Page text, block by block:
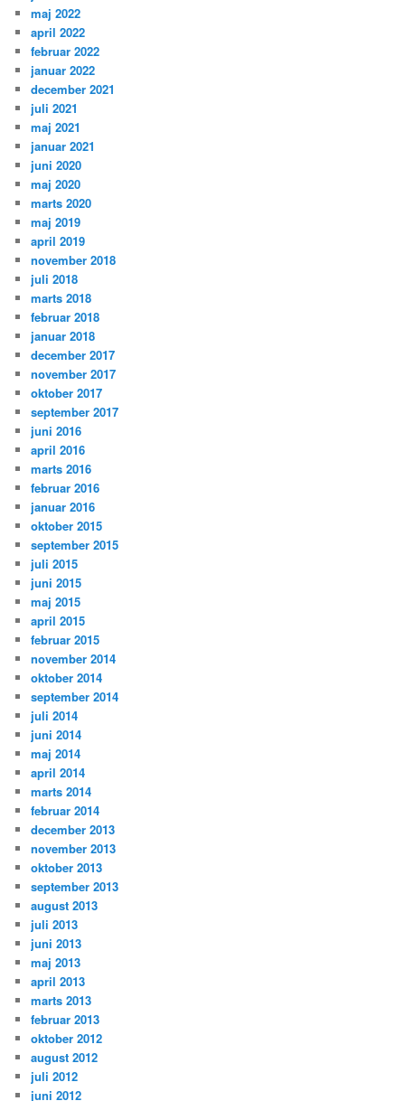
maj 2022
april 2022
februar 2022
januar 2022
december 2021
juli 2021
maj 2021
januar 2021
juni 2020
maj 2020
marts 2020
maj 2019
april 2019
november 2018
juli 2018
marts 2018
februar 2018
januar 2018
december 2017
november 2017
oktober 2017
september 2017
juni 2016
april 2016
marts 2016
februar 2016
januar 2016
oktober 2015
september 2015
juli 2015
juni 2015
maj 2015
april 2015
februar 2015
november 2014
oktober 2014
september 2014
juli 2014
juni 2014
maj 2014
april 2014
marts 2014
februar 2014
december 2013
november 2013
oktober 2013
september 2013
august 2013
juli 2013
juni 2013
maj 2013
april 2013
marts 2013
februar 2013
oktober 2012
august 2012
juli 2012
juni 2012